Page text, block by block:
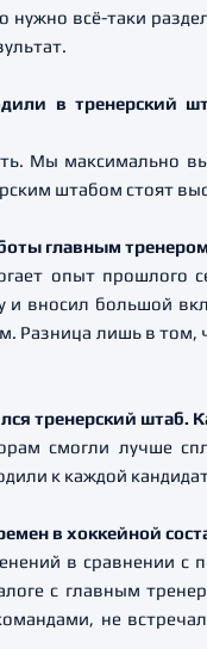
нужно всё-таки
в тренерский
Мы максимально
штабом стоят
главным
опыт прошлого
и вносил большой
Разница лишь в том,
тренерский штаб.
смогли лучше
к каждой
в хоккейной
в сравнении
с главным
не